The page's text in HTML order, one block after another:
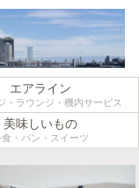
エアライン
・ラウンジ・機内サービス
美味しいもの
・パン・スイーツ